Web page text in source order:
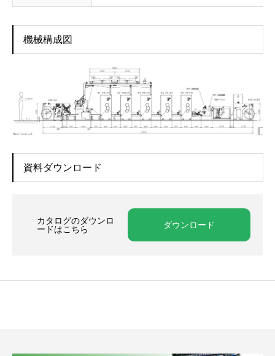
機械構成図
資料ダウンロード
カタログのダウンロ
ードはこちら
ダウンロード